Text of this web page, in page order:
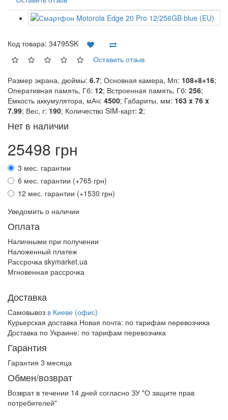
Код товара: 34795SK
Оставить отзыв
Размер экрана, дюймы: 6.7; Основная камера, Мп: 108+8+16;
Оперативная память, Гб: 12; Встроенная память, Гб: 256;
Емкость аккумулятора, мАч: 4500; Габариты, мм: 163 x 76 x
7.99; Вес, г: 190; Количество SIM-карт: 2;
Нет в наличии
25498 грн
3 мес. гарантии
6 мес. гарантии (+765 грн)
12 мес. гарантии (+1530 грн)
Уведомить о наличии
Оплата
Наличными при получении
Наложенный платеж
Рассрочка skymarket.ua
Мгновенная рассрочка
Доставка
Самовывоз в Киеве (офис)
Курьерская доставка Новая почта: по тарифам перевозчика
Доставка по Украине: по тарифам перевозчика
Гарантия
Гарантия 3 месяца
Обмен/возврат
Возврат в течении 14 дней согласно ЗУ "О защите прав
потребителей"